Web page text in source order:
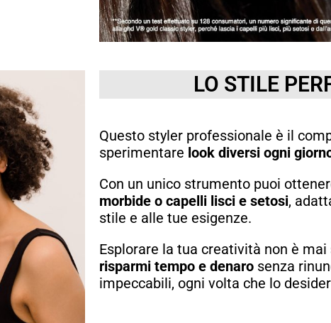
LO STILE
Questo styler professionale è il
sperimentare look diversi ogni
Con un unico strumento puoi
morbide o capelli lisci e setosi,
stile e alle tue esigenze.
Esplorare la tua creatività non è
risparmi tempo e denaro senza
impeccabili, ogni volta che lo